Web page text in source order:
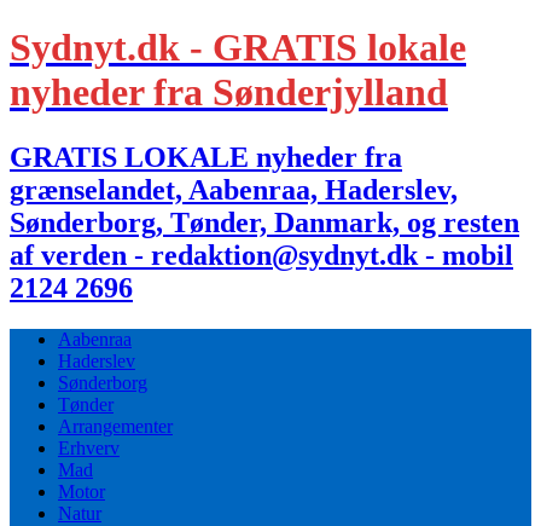
Sydnyt.dk - GRATIS lokale
nyheder fra Sønderjylland
GRATIS LOKALE nyheder fra
grænselandet, Aabenraa, Haderslev,
Sønderborg, Tønder, Danmark, og resten
af verden - redaktion@sydnyt.dk - mobil
2124 2696
Aabenraa
Haderslev
Sønderborg
Tønder
Arrangementer
Erhverv
Mad
Motor
Natur